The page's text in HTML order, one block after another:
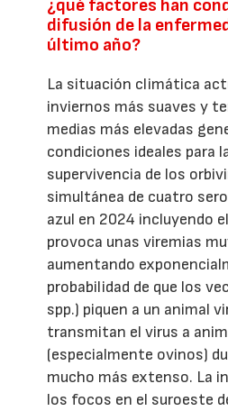
¿qué factores han
difusión de la
último año?
La situación climática
inviernos más suaves y
medias más elevadas
condiciones ideales para
supervivencia de los
simultánea de cuatro
azul en 2024 incluyendo
provoca unas viremias
aumentando
probabilidad de que los
spp.) piquen a un animal
transmitan el virus a
(especialmente ovinos)
mucho más extenso. La
los focos en el suroeste